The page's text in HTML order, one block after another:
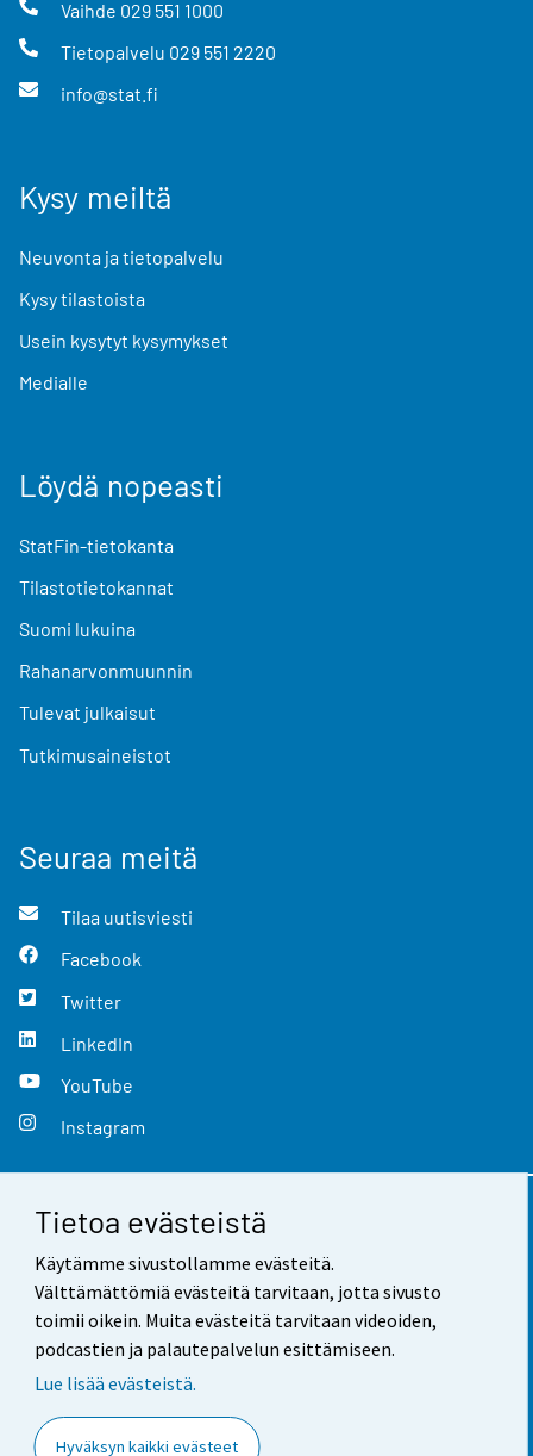
Tietoa evästeistä
Käytämme sivustollamme evästeitä.
Välttämättömiä evästeitä tarvitaan, jotta sivusto
toimii oikein. Muita evästeitä tarvitaan videoiden,
podcastien ja palautepalvelun esittämiseen.
Lue lisää evästeistä.
Hyväksyn kaikki evästeet
Vaihde 029 551 1000
Tietopalvelu 029 551 2220
info@stat.fi
Kysy meiltä
Neuvonta ja tietopalvelu
Kysy tilastoista
Usein kysytyt kysymykset
Medialle
Löydä nopeasti
StatFin-tietokanta
Tilastotietokannat
Suomi lukuina
Rahanarvonmuunnin
Tulevat julkaisut
Tutkimusaineistot
Seuraa meitä
Tilaa uutisviesti
Facebook
Twitter
LinkedIn
YouTube
Instagram
Yhteystiedot
Palaute
Käyttöehdot
Saavutettavuus